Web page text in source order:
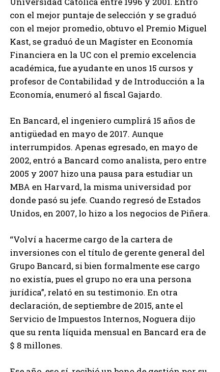
con el mejor puntaje de selección y se graduó
con el mejor promedio, obtuvo el Premio Miguel
Kast, se graduó de un Magíster en Economía
Financiera en la UC con el premio excelencia
académica, fue ayudante en unos 15 cursos y
profesor de Contabilidad y de Introducción a la
Economía, enumeró al fiscal Gajardo.
En Bancard, el ingeniero cumplirá 15 años de
antigüedad en mayo de 2017. Aunque
interrumpidos. Apenas egresado, en mayo de
2002, entró a Bancard como analista, pero entre
2005 y 2007 hizo una pausa para estudiar un
MBA en Harvard, la misma universidad por
donde pasó su jefe. Cuando regresó de Estados
Unidos, en 2007, lo hizo a los negocios de Piñera.
“Volví a hacerme cargo de la cartera de
inversiones con el título de gerente general del
Grupo Bancard, si bien formalmente ese cargo
no existía, pues el grupo no era una persona
jurídica”, relató en su testimonio. En otra
declaración, de septiembre de 2015, ante el
Servicio de Impuestos Internos, Noguera dijo
que su renta líquida mensual en Bancard era de
$ 8 millones.